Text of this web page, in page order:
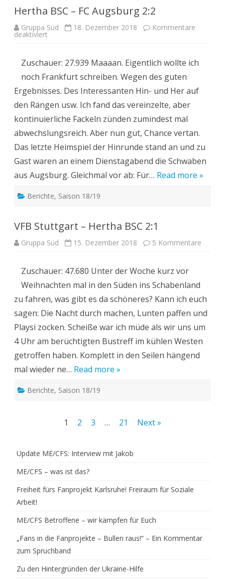
Hertha BSC – FC Augsburg 2:2
Gruppa Süd 18. Dezember 2018 Kommentare
deaktiviert
FC
2:2
Zuschauer: 27.939 Maaaan. Eigentlich wollte ich
noch Frankfurt schreiben. Wegen des guten
Ergebnisses. Des Interessanten Hin- und Her auf
den Rängen usw. Ich fand das vereinzelte, aber
kontinuierliche Fackeln zünden zumindest mal
abwechslungsreich. Aber nun gut, Chance vertan.
Das letzte Heimspiel der Hinrunde stand an und zu
Gast waren an einem Dienstagabend die Schwaben
aus Augsburg. Gleichmal vor ab: Für… Read more »
Berichte, Saison 18/19
VFB Stuttgart – Hertha BSC 2:1
Gruppa Süd 15. Dezember 2018 5 Kommentare
Zuschauer: 47.680 Unter der Woche kurz vor
Weihnachten mal in den Süden ins Schabenland
zu fahren, was gibt es da schöneres? Kann ich euch
sagen: Die Nacht durch machen, Lunten paffen und
Playsi zocken. Scheiße war ich müde als wir uns um
4 Uhr am berüchtigten Bustreff im kühlen Westen
getroffen haben. Komplett in den Seilen hängend
mal wieder ne… Read more »
Berichte, Saison 18/19
Beitragsnavigation
1 2 3 … 21 Next »
Update ME/CFS: Interview mit Jakob
ME/CFS – was ist das?
Freiheit fürs Fanprojekt Karlsruhe! Freiraum für Soziale
Arbeit!
ME/CFS Betroffene – wir kämpfen für Euch
„Fans in die Fanprojekte – Bullen raus!“ – Ein Kommentar
zum Spruchband
Zu den Hintergründen der Ukraine-Hilfe